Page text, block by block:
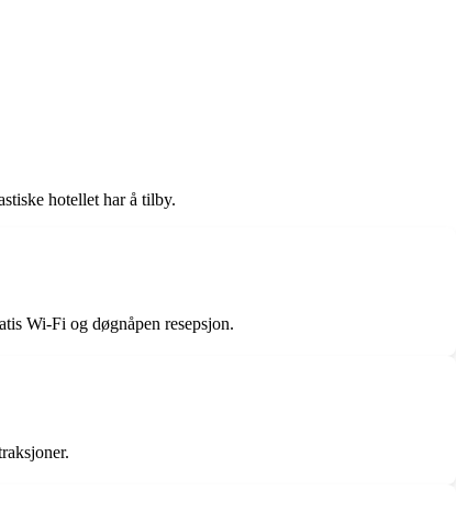
hotellet har å tilby.
Wi-Fi og døgnåpen resepsjon.